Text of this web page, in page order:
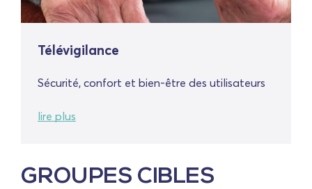
Télévigilance
Sécurité, confort et bien-être des utilisateurs
lire plus
GROUPES CIBLES